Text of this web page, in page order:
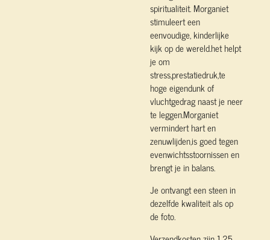
spiritualiteit. Morganiet
stimuleert een
eenvoudige, kinderlijke
kijk op de wereld.het helpt
je om
stress,prestatiedruk,te
hoge eigendunk of
vluchtgedrag naast je neer
te leggen.Morganiet
vermindert hart en
zenuwlijden,is goed tegen
evenwichtsstoornissen en
brengt je in balans.
Je ontvangt een steen in
dezelfde kwaliteit als op
de foto.